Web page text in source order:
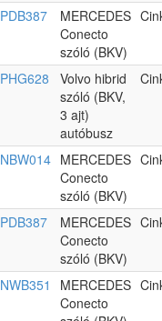
PDB387
MERCEDES
Conecto
szóló (BKV)
PHG628
Volvo hibrid
szóló (BKV,
3 ajt)
autóbusz
NBW014 MERCEDES
Conecto
szóló (BKV)
PDB387
MERCEDES
Conecto
szóló (BKV)
NWB351
MERCEDES
Conecto